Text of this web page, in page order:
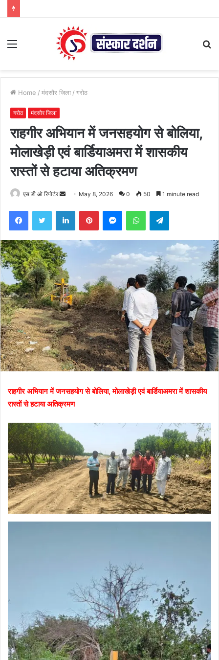
Menu
Home / मंदसौर जिला / गरोठ
गरोठ मंदसौर जिला
राहगीर अभियान में जनसहयोग से बोलिया,
मोलाखेड़ी एवं बार्डियाअमरा में शासकीय
रास्तों से हटाया अतिक्रमण
एस डी ओ रिपोर्टर
Send May 8, 2026 0 50 1 minute read
FacebookTwitter LinkedInPinterestMessengerWhatsAppTelegram
राहगीर अभियान में जनसहयोग से बोलिया, मोलाखेड़ी एवं बार्डियाअमरा में शासकीय
रास्तों से हटाया अतिक्रमण